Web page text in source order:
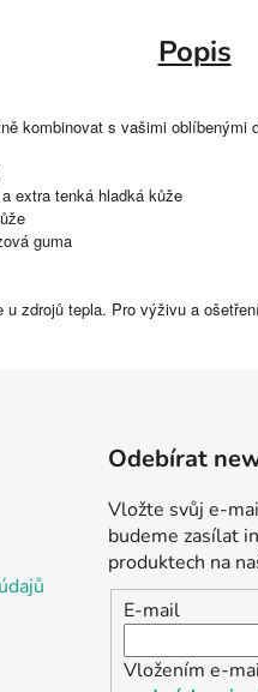
Popis
kombinovat s vašimi
extra tenká hladká kůže
guma
zdrojů tepla. Pro výživu a
Odebírat
Vložte svůj e-
budeme zasílat
produktech na
E-mail
Vložením e-